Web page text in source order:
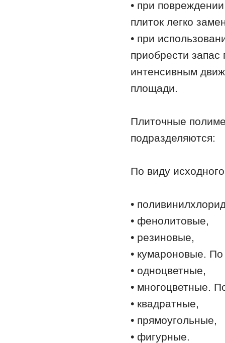
• при
плиток легко
• при
приобрести
интенсивным
площади.
Плиточные
подразделяются:
По виду
•
• фенолитовые,
• резиновые,
• кумароновые. По
• одноцветные,
• многоцветные.
• квадратные,
• прямоугольные,
• фигурные.